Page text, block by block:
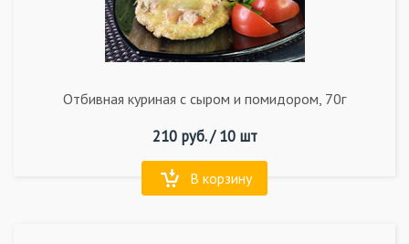
Отбивная куриная с сыром и помидором, 70г
210руб. /10 шт
В корзину